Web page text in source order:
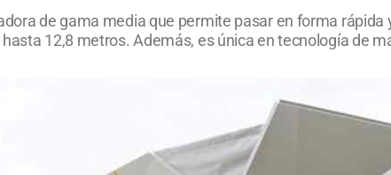
de gama media que permite pasar en forma rápida
12,8 metros. Además, es única en tecnología de